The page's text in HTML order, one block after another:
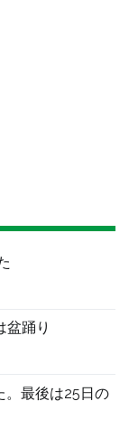
盆踊り
。最後は25日の